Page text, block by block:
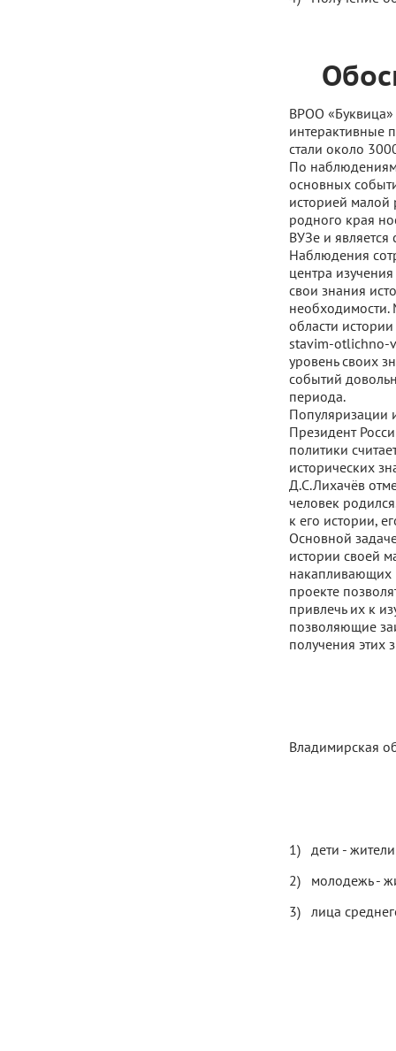
ВРОО «Буквица»
интерактивные
стали около
По
основных
историей малой
родного края
ВУЗе и
Наблюдения
центра
свои знания
необходимости.
области
stavim-otlichno-
уровень своих
событий
периода.
Популяризации
Президент
политики
исторических
Д.С.Лихачёв
человек
к его истории,
Основной
истории своей
накапливающих
проекте
привлечь их к
позволяющие
получения этих
Владимирская
дети -
молодежь -
лица